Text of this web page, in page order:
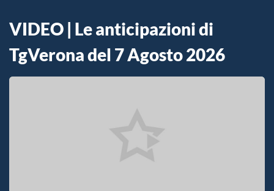
VIDEO | Le anticipazioni di
TgVerona del 7 Agosto 2026